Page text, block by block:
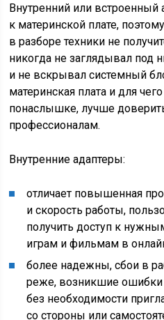
Внутренний или встроенный
к материнской плате,
в разборе техники не
никогда не заглядывал
и не вскрывал системный
материнская плата и для
понаслышке, лучше
профессионалам.
Внутренние адаптеры:
отличает повышенная
и скорость работы,
получить доступ к
играм и фильмам в
более надежны, сбои в
реже, возникшие ошибки
без необходимости
со стороны или